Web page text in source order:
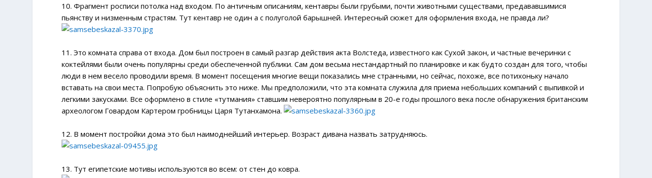
10. Фрагмент росписи потолка над входом. По античным описаниям, кентавры были грубыми, почти животными существами, предававшимися
пьянству и низменным страстям. Тут кентавр не один а с полуголой барышней. Интересный сюжет для оформления входа, не правда ли?
11. Это комната справа от входа. Дом был построен в самый разгар действия акта Волстеда, известного как Сухой закон, и частные вечеринки с
коктейлями были очень популярны среди обеспеченной публики. Сам дом весьма нестандартный по планировке и как будто создан для того, чтобы
люди в нем весело проводили время. В момент посещения многие вещи показались мне странными, но сейчас, похоже, все потихоньку начало
вставать на свои места. Попробую объяснить это ниже. Мы предположили, что эта комната служила для приема небольших компаний с выпивкой и
легкими закусками. Все оформлено в стиле «тутмания» ставшим невероятно популярным в 20-е годы прошлого века после обнаружения британским
археологом Говардом Картером гробницы Царя Тутанхамона.
12. В момент постройки дома это был наимоднейший интерьер. Возраст дивана назвать затрудняюсь.
13. Тут египетские мотивы используются во всем: от стен до ковра.